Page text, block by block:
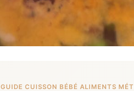
GUIDE CUISSON BÉBÉ ALIMENTS